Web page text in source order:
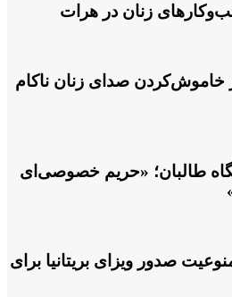
زنان در هرات
خاموش‌کردن صدای زنان ناکام
طالبان؛ «حریم خصوصی‌ای
صدور ویزای بریتانیا برای